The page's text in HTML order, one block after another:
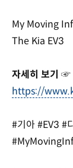
My Moving
The Kia EV3
자세히 보기 ☞
https://
#기아 #EV3 #